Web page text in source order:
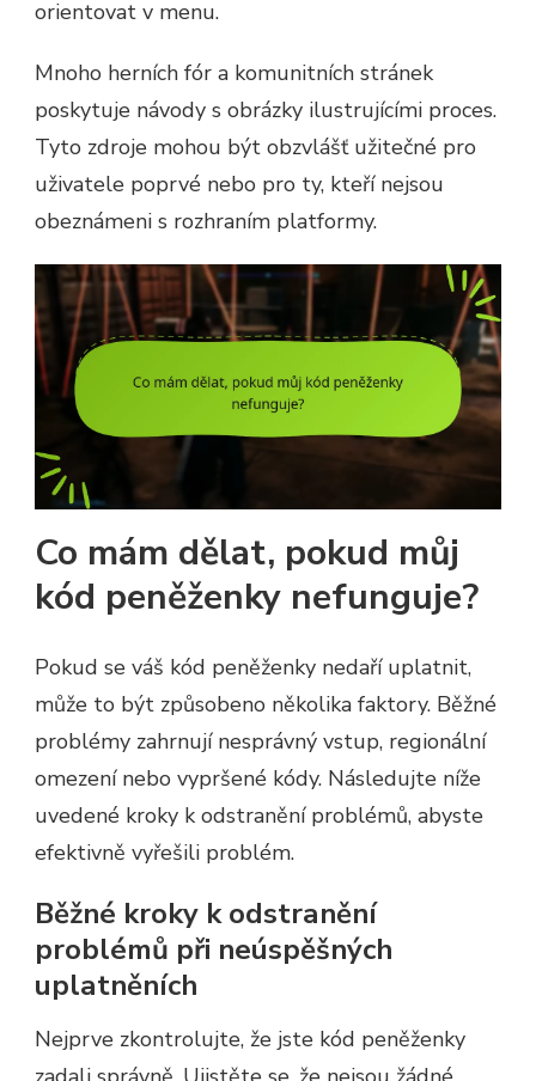
orientovat v menu.
Mnoho herních fór a komunitních stránek
poskytuje návody s obrázky ilustrujícími proces.
Tyto zdroje mohou být obzvlášť užitečné pro
uživatele poprvé nebo pro ty, kteří nejsou
obeznámeni s rozhraním platformy.
Co mám dělat, pokud můj
kód peněženky nefunguje?
Pokud se váš kód peněženky nedaří uplatnit,
může to být způsobeno několika faktory. Běžné
problémy zahrnují nesprávný vstup, regionální
omezení nebo vypršené kódy. Následujte níže
uvedené kroky k odstranění problémů, abyste
efektivně vyřešili problém.
Běžné kroky k odstranění
problémů při neúspěšných
uplatněních
Nejprve zkontrolujte, že jste kód peněženky